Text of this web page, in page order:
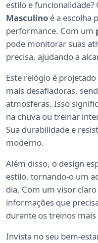
estilo e funcionalidade?
Masculino é a escolha
performance. Com um
pode monitorar suas
precisa, ajudando a
Este relógio é
mais desafiadoras,
atmosferas. Isso
na chuva ou treinar
Sua durabilidade e
moderno.
Além disso, o design
estilo, tornando-o um
dia. Com um visor
informações que
durante os treinos
Invista no seu bem-